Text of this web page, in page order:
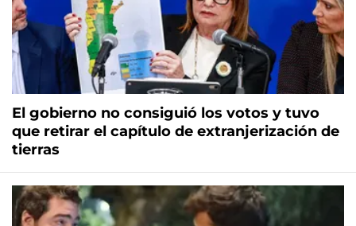
El gobierno no consiguió los votos y tuvo
que retirar el capítulo de extranjerización de
tierras